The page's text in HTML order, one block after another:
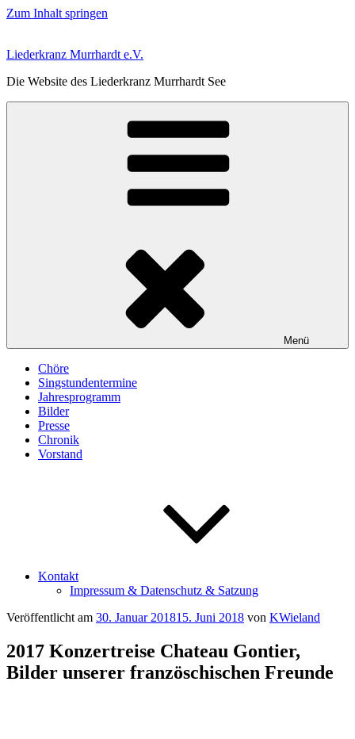
Zum Inhalt springen
Liederkranz Murrhardt e.V.
Die Website des Liederkranz Murrhardt See
Menü
Chöre
Singstundentermine
Jahresprogramm
Bilder
Presse
Chronik
Vorstand
Kontakt
Impressum & Datenschutz & Satzung
Veröffentlicht am 30. Januar 201815. Juni 2018 von KWieland
2017 Konzertreise Chateau Gontier,
Bilder unserer französchischen Freunde